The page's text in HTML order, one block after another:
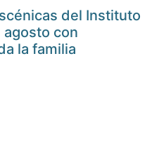
del Instituto
con
la familia